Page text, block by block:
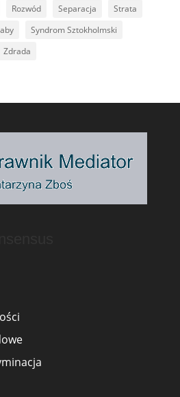
Rozwód Separacja
Strata
Syndrom Sztokholmski
Zdrada